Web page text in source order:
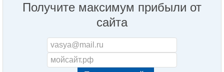
Получите максимум прибыли от
сайта